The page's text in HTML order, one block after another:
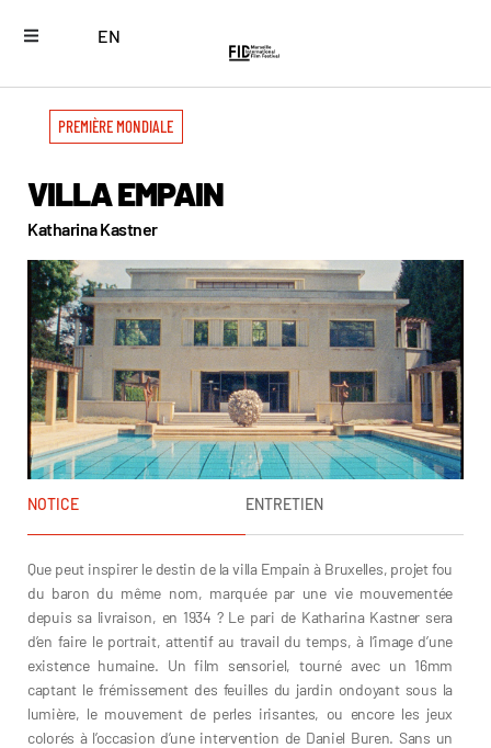
EN
PREMIÈRE MONDIALE
VILLA EMPAIN
Katharina Kastner
NOTICE ENTRETIEN
Que peut inspirer le destin de la villa Empain à Bruxelles, projet fou
du baron du même nom, marquée par une vie mouvementée
depuis sa livraison, en 1934 ? Le pari de Katharina Kastner sera
d’en faire le portrait, attentif au travail du temps, à l’image d’une
existence humaine. Un film sensoriel, tourné avec un 16mm
captant le frémissement des feuilles du jardin ondoyant sous la
lumière, le mouvement de perles irisantes, ou encore les jeux
colorés à l’occasion d’une intervention de Daniel Buren. Sans un